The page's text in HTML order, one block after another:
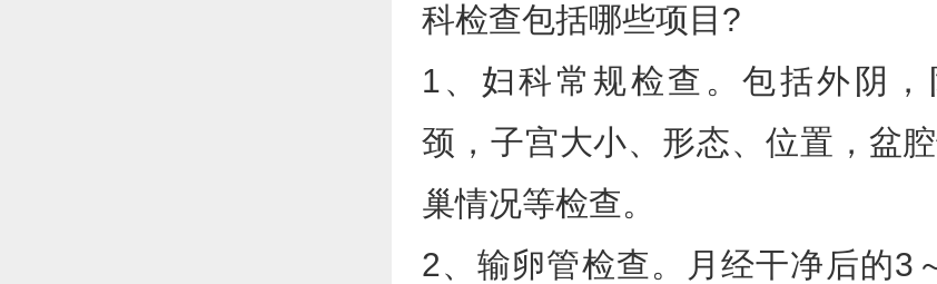
科检查包括哪些项目?
1、妇科常规检查。包括外阴，
颈，子宫大小、形态、位置，盆
巢情况等检查。
2、输卵管检查。月经干净后的3